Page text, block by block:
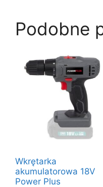
Podobne
Wkrętarka
akumulatorowa 18V
Power Plus